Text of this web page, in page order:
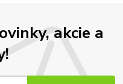
akcie a